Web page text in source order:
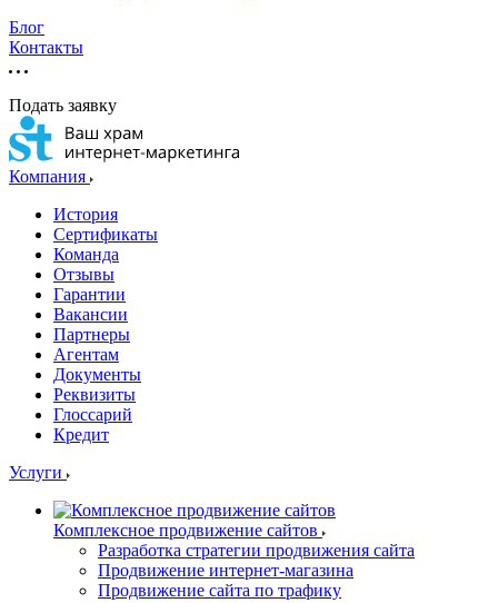
Блог
Контакты
Подать заявку
Компания
История
Сертификаты
Команда
Отзывы
Гарантии
Вакансии
Партнеры
Агентам
Документы
Реквизиты
Глоссарий
Кредит
Услуги
Комплексное продвижение сайтов
Разработка стратегии продвижения сайта
Продвижение интернет-магазина
Продвижение сайта по трафику